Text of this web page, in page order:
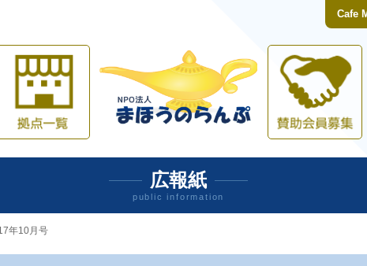
業紹介
Cafe
広報紙
public information
年10月号